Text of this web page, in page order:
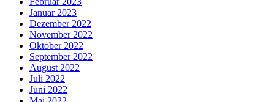
Januar 2023
Dezember 2022
November 2022
Oktober 2022
September 2022
August 2022
Juli 2022
Juni 2022